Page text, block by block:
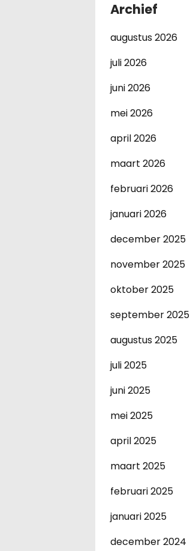
Archief
augustus 2026
juli 2026
juni 2026
mei 2026
april 2026
maart 2026
februari 2026
januari 2026
december 2025
november 2025
oktober 2025
september 2025
augustus 2025
juli 2025
juni 2025
mei 2025
april 2025
maart 2025
februari 2025
januari 2025
december 2024